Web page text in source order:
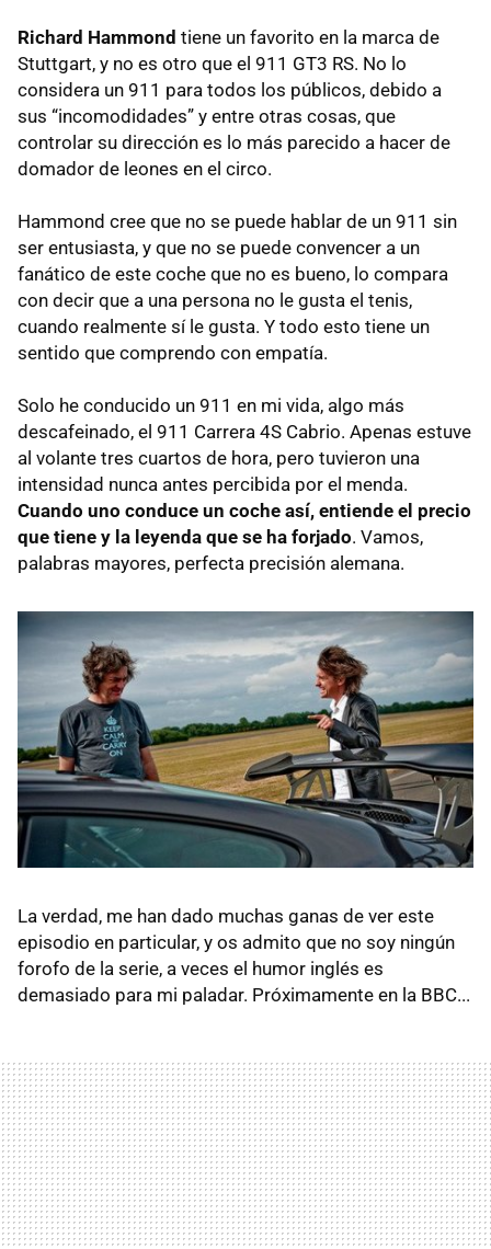
Richard Hammond tiene un favorito en la marca de
Stuttgart, y no es otro que el 911 GT3 RS. No lo
considera un 911 para todos los públicos, debido a
sus “incomodidades” y entre otras cosas, que
controlar su dirección es lo más parecido a hacer de
domador de leones en el circo.
Hammond cree que no se puede hablar de un 911 sin
ser entusiasta, y que no se puede convencer a un
fanático de este coche que no es bueno, lo compara
con decir que a una persona no le gusta el tenis,
cuando realmente sí le gusta. Y todo esto tiene un
sentido que comprendo con empatía.
Solo he conducido un 911 en mi vida, algo más
descafeinado, el 911 Carrera 4S Cabrio. Apenas estuve
al volante tres cuartos de hora, pero tuvieron una
intensidad nunca antes percibida por el menda.
Cuando uno conduce un coche así, entiende el precio
que tiene y la leyenda que se ha forjado. Vamos,
palabras mayores, perfecta precisión alemana.
La verdad, me han dado muchas ganas de ver este
episodio en particular, y os admito que no soy ningún
forofo de la serie, a veces el humor inglés es
demasiado para mi paladar. Próximamente en la BBC...